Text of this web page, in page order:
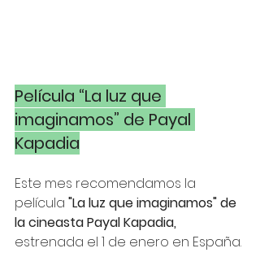
Película “La luz que
imaginamos” de Payal
Kapadia
Este mes recomendamos la
película "La luz que imaginamos" de
la cineasta Payal Kapadia,
estrenada el 1 de enero en España.